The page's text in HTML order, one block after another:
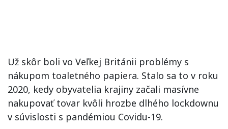
Už skôr boli vo Veľkej Británii problémy s
nákupom toaletného papiera. Stalo sa to v roku
2020, kedy obyvatelia krajiny začali masívne
nakupovať tovar kvôli hrozbe dlhého lockdownu
v súvislosti s pandémiou Covidu-19.